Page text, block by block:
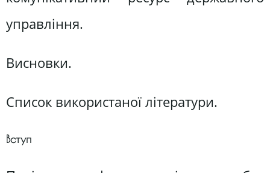
управління.
Висновки.
Список використаної літератури.
Вступ